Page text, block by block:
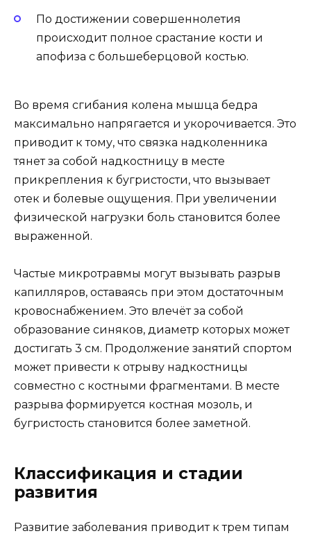
По достижении совершеннолетия
происходит полное срастание кости и
апофиза с большеберцовой костью.
Во время сгибания колена мышца бедра
максимально напрягается и укорочивается. Это
приводит к тому, что связка надколенника
тянет за собой надкостницу в месте
прикрепления к бугристости, что вызывает
отек и болевые ощущения. При увеличении
физической нагрузки боль становится более
выраженной.
Частые микротравмы могут вызывать разрыв
капилляров, оставаясь при этом достаточным
кровоснабжением. Это влечёт за собой
образование синяков, диаметр которых может
достигать 3 см. Продолжение занятий спортом
может привести к отрыву надкостницы
совместно с костными фрагментами. В месте
разрыва формируется костная мозоль, и
бугристость становится более заметной.
Классификация и стадии
развития
Развитие заболевания приводит к трем типам